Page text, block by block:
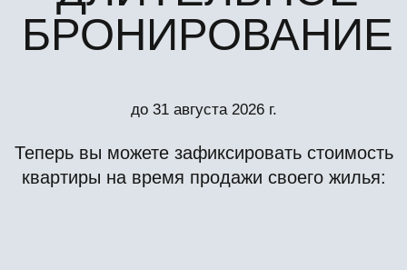
Теперь вы можете зафиксировать стоимость
квартиры на время продажи своего жилья: